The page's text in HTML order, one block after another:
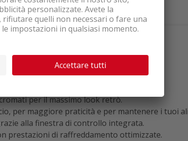
per il massimo look retrò.
per maggiore praticità e per mantenere i tuoi
alla finestra di controllo integrata.
prestazioni di raffreddamento ottimizzate.